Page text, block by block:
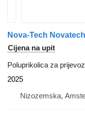
Nova-Tech
Cijena na upit
Poluprikolica za
2025
Nizozemska,